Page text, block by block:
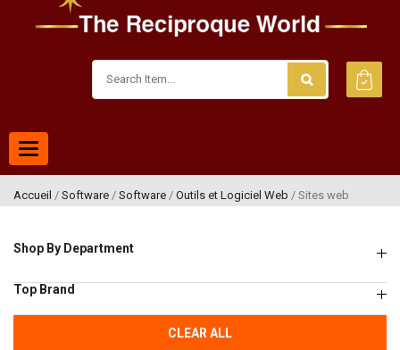
Toggle
navigation
Accueil / Software / Software / Outils et Logiciel Web / Sites web
Shop By Department
Top Brand
CLEAR ALL